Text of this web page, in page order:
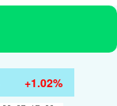
+1.02%